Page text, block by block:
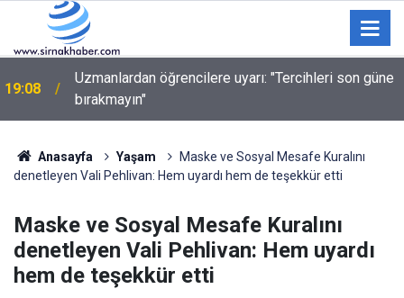
18:09
Ulukışla’da 10 milyon liralık kaçak makaron ele
geçirildi
Anasayfa Yaşam
Maske ve Sosyal Mesafe Kuralını
denetleyen Vali Pehlivan: Hem uyardı hem de teşekkür etti
Maske ve Sosyal Mesafe Kuralını
denetleyen Vali Pehlivan: Hem uyardı
hem de teşekkür etti